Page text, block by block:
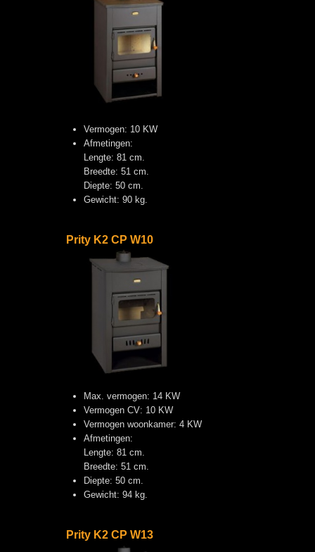
Vermogen: 10 KW
Afmetingen:
Lengte: 81 cm.
Breedte: 51 cm.
Diepte: 50 cm.
Gewicht: 90 kg.
Prity K2 CP W10
Max. vermogen: 14 KW
Vermogen CV: 10 KW
Vermogen woonkamer: 4 KW
Afmetingen:
Lengte: 81 cm.
Breedte: 51 cm.
Diepte: 50 cm.
Gewicht: 94 kg.
Prity K2 CP W13